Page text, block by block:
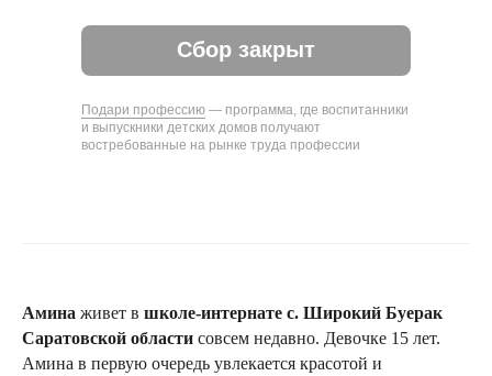
Подари профессию — программа, где воспитанники
и выпускники детских домов получают
востребованные на рынке труда профессии
Сбор закрыт
Амина живет в школе-интернате с. Широкий Буерак
Саратовской области совсем недавно. Девочке 15 лет.
Амина в первую очередь увлекается красотой и